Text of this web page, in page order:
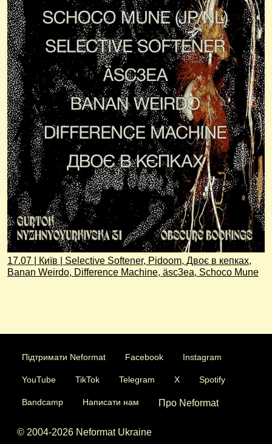
17.07 | Київ | Selective Softener, Pidoom, Двоє в кепках,
Banan Weirdo, Difference Machine, äsc3ea, Schoco Mune
Підтримати Neformat Facebook Instagram
YouTube TikTok Telegram X Spotify
Bandcamp Написати нам Про Neformat
© 2004-2026 Neformat Ukraine